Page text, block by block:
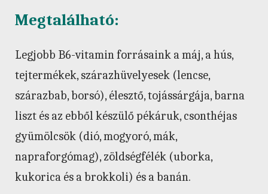
Megtalálható:
Legjobb B6-vitamin forrásaink a máj, a hús,
tejtermékek, szárazhüvelyesek (lencse,
szárazbab, borsó), élesztő, tojássárgája, barna
liszt és az ebből készülő pékáruk, csonthéjas
gyümölcsök (dió, mogyoró, mák,
napraforgómag), zöldségfélék (uborka,
kukorica és a brokkoli) és a banán.